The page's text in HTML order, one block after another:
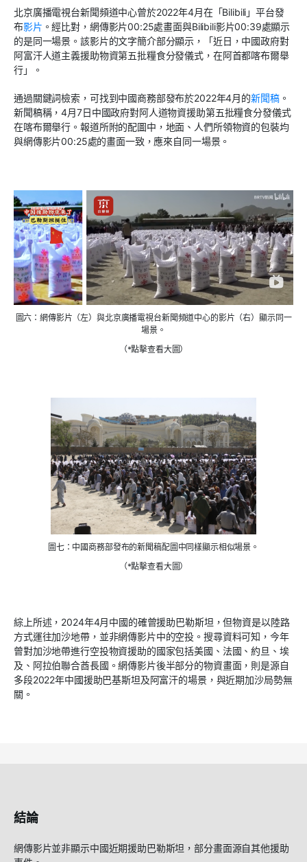
北京廣播電視台新聞頻道中心曾於2022年4月在「Bilibili」平台發
布影片 。經比對，網傳影片00:25處畫面與Bilibili影片00:39處顯示
的是同一場景。該影片的文字簡介部分顯示，「近日，中國政府對
阿富汗人道主義援助物資第五批糧食分發儀式，在阿首都喀布爾舉
行」。
通過關鍵詞檢索，可找到中國商務部發布於2022年4月的新聞稿。
新聞稿稱，4月7日中國政府對阿人道物資援助第五批糧食分發儀式
在喀布爾舉行。報道所附的配圖中，地面、人們所領物資的包裝均
與網傳影片00:25處的畫面一致，應來自同一場景。
圖六：網傳影片（左）與北京廣播電視台新聞頻道中心的影片（右）顯示同一
場景。
（*點擊查看大圖）
圖七：中國商務部發布的新聞稿配圖中同樣顯示相似場景。
（*點擊查看大圖）
綜上所述， 2024年4月中國的確曾援助巴勒斯坦，但物資是以陸路
方式運往加沙地帶，並非網傳影片中的空投。搜尋資料可知，今年
曾對加沙地帶進行空投物資援助的國家包括美國、法國、約旦、埃
及、阿拉伯聯合酋長國。網傳影片後半部分的物資畫面，則是源自
多段2022年中國援助巴基斯坦及阿富汗的場景，與近期加沙局勢無
關。
結論
網傳影片並非顯示中國近期援助巴勒斯坦，部分畫面源自其他援助